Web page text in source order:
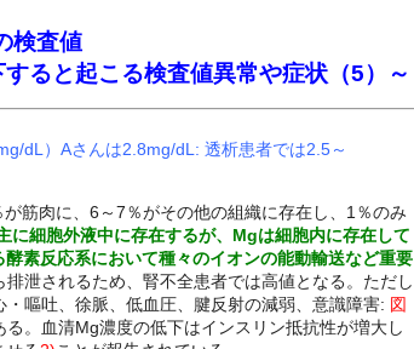
検査値
起こる検査値異常や症状（5）～
dL）Aさんは2.8mg/dL: 透析患者では2.5～
筋肉に、6～7％がその他の組織に存在し、1％のみ
に細胞外液中に存在するが、Mgは細胞内に存在して
素反応系において種々のイオンの能動輸送など重要
排泄されるため、腎不全患者では高値となる。ただし
嘔吐、徐脈、低血圧、腱反射の減弱、意識障害: 図
。血清Mg濃度の低下はインスリン抵抗性が増大し